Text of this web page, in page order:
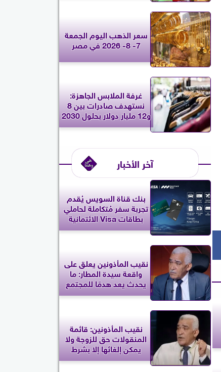
سعر الذهب اليوم الجمعة
7- 8- 2026 في مصر
غرفة الملابس الجاهزة:
نستهدف صادرات بين 8
و12 مليار دولار بحلول 2030
آخر الأخبار
بنك قناة السويس يُقدم
تجربة سفر مُتكاملة لحاملي
بطاقات Visa الائتمانية
نقيب المأذونين يعلق على
واقعة سيدة المطار: ما
يحدث يعد هدمًا للمجتمع
نقيب المأذونين: قائمة
المنقولات حق للزوجة ولا
يمكن إلغائها إلا بشرط